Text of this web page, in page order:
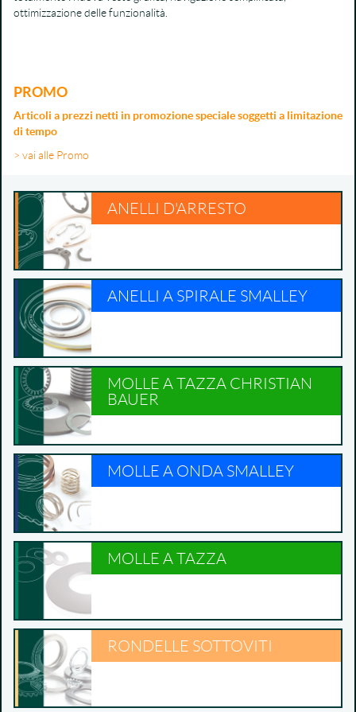
ottimizzazione delle funzionalità.
PROMO
Articoli a prezzi netti in promozione speciale soggetti a limitazione
di tempo
> vai alle Promo
ANELLI D'ARRESTO
ANELLI A SPIRALE SMALLEY
MOLLE A TAZZA CHRISTIAN
BAUER
MOLLE A ONDA SMALLEY
MOLLE A TAZZA
RONDELLE SOTTOVITI